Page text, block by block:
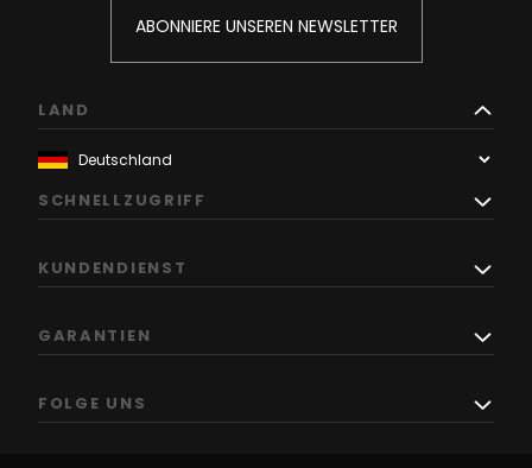
ABONNIERE UNSEREN NEWSLETTER
LAND
SCHNELLZUGRIFF
KUNDENDIENST
GARANTIEN
FOLGE UNS